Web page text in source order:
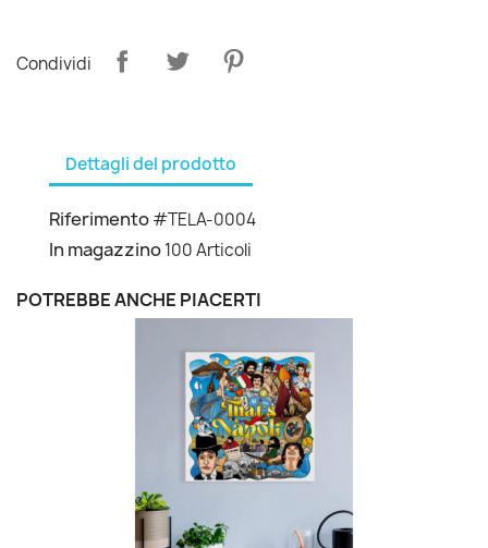
Condividi
Dettagli del prodotto
Riferimento#TELA-0004
In magazzino100 Articoli
POTREBBE ANCHE PIACERTI